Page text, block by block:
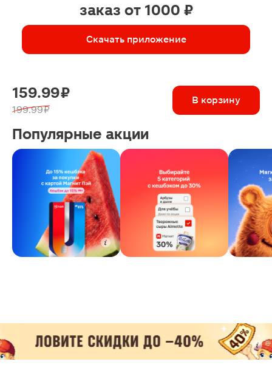
заказ от 1000 ₽
Скачать приложение
159.99 ₽
199.99 ₽
В корзину
Популярные акции